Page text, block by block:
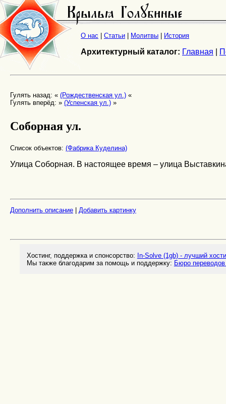
О нас Статьи Молитвы История
Архитектурный каталог: Главная
Гулять назад: « (Рождественская ул.) «
Гулять вперёд: » (Успенская ул.) »
Соборная ул.
Список объектов: (Фабрика Куделина)
Улица Соборная. В настоящее время – улица
Дополнить описание Добавить картинку
Хостинг, поддержка и спонсорство: In-Solve (1gb) - лучший
Мы также благодарим за помощь и поддержку: Бюро переводов